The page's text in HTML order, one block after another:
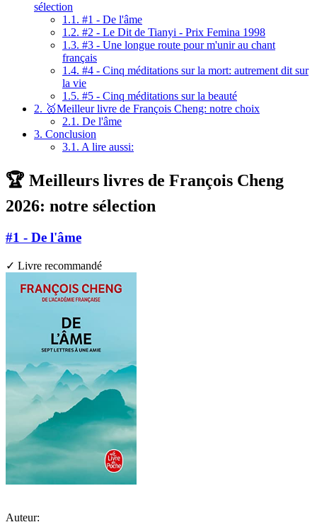
sélection
1.1. #1 - De l'âme
1.2. #2 - Le Dit de Tianyi - Prix Femina 1998
1.3. #3 - Une longue route pour m'unir au chant
français
1.4. #4 - Cinq méditations sur la mort: autrement dit sur
la vie
1.5. #5 - Cinq méditations sur la beauté
2. 🥇Meilleur livre de François Cheng: notre choix
2.1. De l'âme
3. Conclusion
3.1. A lire aussi:
🏆 Meilleurs livres de François Cheng
2026: notre sélection
#1 - De l'âme
✓ Livre recommandé
Auteur: